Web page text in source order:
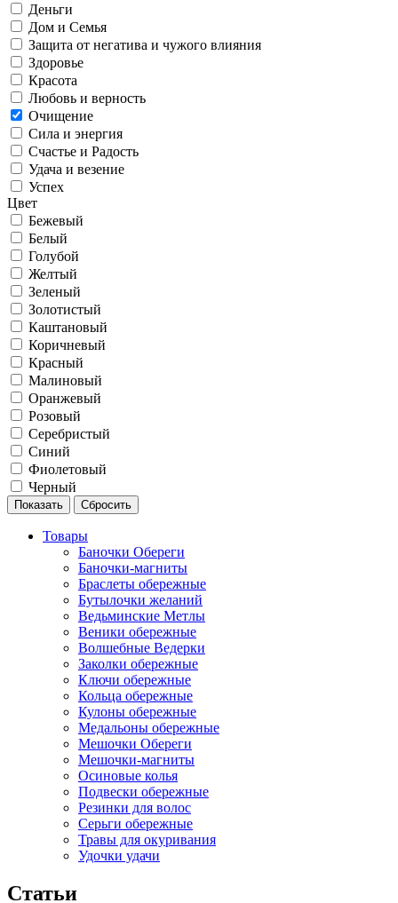
Деньги
Дом и Семья
Защита от негатива и чужого влияния
Здоровье
Красота
Любовь и верность
Очищение
Сила и энергия
Счастье и Радость
Удача и везение
Успех
Цвет
Бежевый
Белый
Голубой
Желтый
Зеленый
Золотистый
Каштановый
Коричневый
Красный
Малиновый
Оранжевый
Розовый
Серебристый
Синий
Фиолетовый
Черный
Товары
Баночки Обереги
Баночки-магниты
Браслеты обережные
Бутылочки желаний
Ведьминские Метлы
Веники обережные
Волшебные Ведерки
Заколки обережные
Ключи обережные
Кольца обережные
Кулоны обережные
Медальоны обережные
Мешочки Обереги
Мешочки-магниты
Осиновые колья
Подвески обережные
Резинки для волос
Серьги обережные
Травы для окуривания
Удочки удачи
Статьи